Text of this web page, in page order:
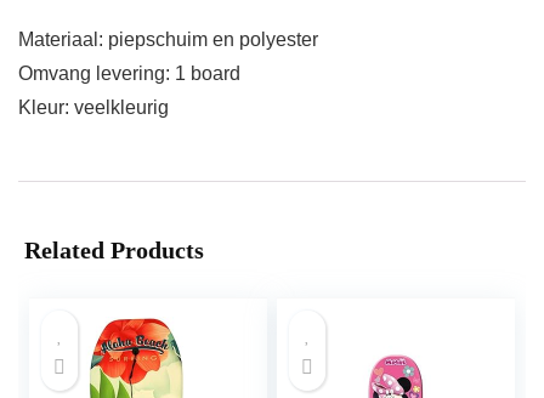
Materiaal: piepschuim en polyester
Omvang levering: 1 board
Kleur: veelkleurig
Related Products